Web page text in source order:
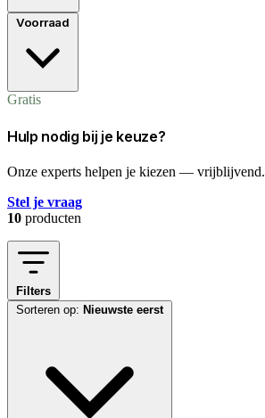
Voorraad
Gratis
Hulp nodig bij je keuze?
Onze experts helpen je kiezen — vrijblijvend.
Stel je vraag
10 producten
Filters
Sorteren op: Nieuwste eerst